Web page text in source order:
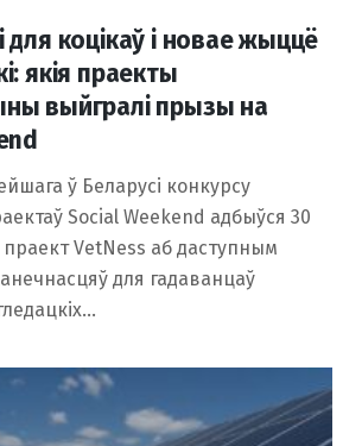
для коцікаў і новае жыццё
якія праекты
выйгралі прызы на
ў Беларусі конкурсу
Social Weekend адбыўся 30
праект VetNess аб даступным
для гадаванцаў